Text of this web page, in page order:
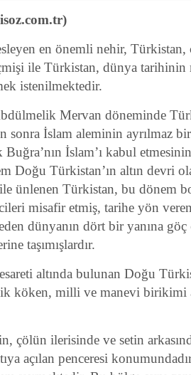
en önemli nehir, Türkistan,
ile Türkistan, dünya
istenilmektedir.
Mervan döneminde
sonra İslam aleminin ayrılmaz
İslam’ı kabul
Doğu Türkistan’ın altın devri
ünlenen Türkistan, bu dönem
misafir etmiş, tarihe yön
dünyanın dört bir yanına göç
taşımışlardır.
altında bulunan Doğu
köken, milli ve manevi birikimi
çölün ilerisinde ve setin
açılan penceresi